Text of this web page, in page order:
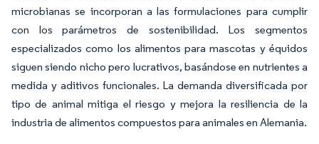
microbianas se incorporan a las formulaciones para cumplir
con los parámetros de sostenibilidad. Los segmentos
especializados como los alimentos para mascotas y équidos
siguen siendo nicho pero lucrativos, basándose en nutrientes a
medida y aditivos funcionales. La demanda diversificada por
tipo de animal mitiga el riesgo y mejora la resiliencia de la
industria de alimentos compuestos para animales en Alemania.